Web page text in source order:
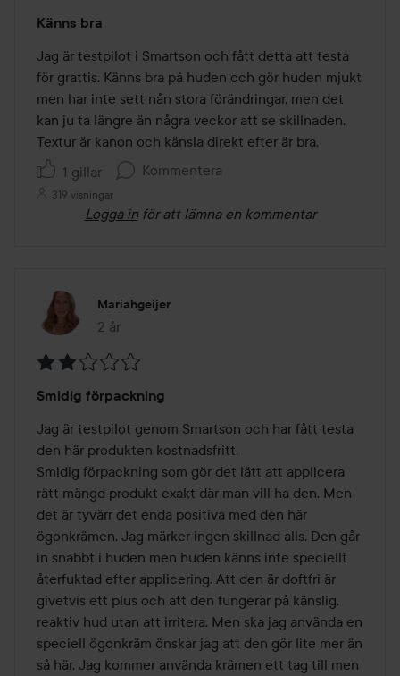
4
av
5
Känns bra
Jag är testpilot i Smartson och fått detta att testa
för grattis. Känns bra på huden och gör huden mjukt
men har inte sett nån stora förändringar, men det
kan ju ta längre än några veckor att se skillnaden.
Textur är kanon och känsla direkt efter är bra.
1 gillar
Kommentera
319 visningar
Logga in för att lämna en kommentar
Mariahgeijer
2 år
Inlägget skapades 2 år
2
av
5
Smidig förpackning
Jag är testpilot genom Smartson och har fått testa
den här produkten kostnadsfritt.
Smidig förpackning som gör det lätt att applicera
rätt mängd produkt exakt där man vill ha den. Men
det är tyvärr det enda positiva med den här
ögonkrämen. Jag märker ingen skillnad alls. Den går
in snabbt i huden men huden känns inte speciellt
återfuktad efter applicering. Att den är doftfri är
givetvis ett plus och att den fungerar på känslig,
reaktiv hud utan att irritera. Men ska jag använda en
speciell ögonkräm önskar jag att den gör lite mer än
så här. Jag kommer använda krämen ett tag till men